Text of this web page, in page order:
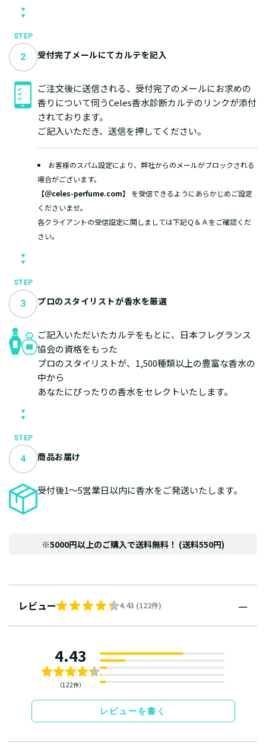
STEP
受付完了メールにてカルテを記入
ご注文後に送信される、受付完了のメールにお求めの
香りについて伺うCeles香水診断カルテのリンクが添付
されております。
ご記入いただき、送信を押してください。
お客様のスパム設定により、弊社からのメールがブロックされる
場合がございます。
【＠celes-perfume.com】
を受信できるようにあらかじめご設定
くださいませ。
各クライアントの受信設定に関しましては下記Ｑ＆Ａをご確認くだ
さい。
STEP
プロのスタイリストが香水を厳選
ご記入いただいたカルテをもとに、日本フレグランス
協会の資格をもった
プロのスタイリストが、1,500種類以上の豊富な香水の
中から
あなたにぴったりの香水をセレクトいたします。
STEP
商品お届け
受付後1～5営業日以内に香水をご発送いたします。
※5000円以上のご購入で送料無料！ (送料550円)
レビュー 4.43 (122件)
4.43
（122件）
レビューを書く